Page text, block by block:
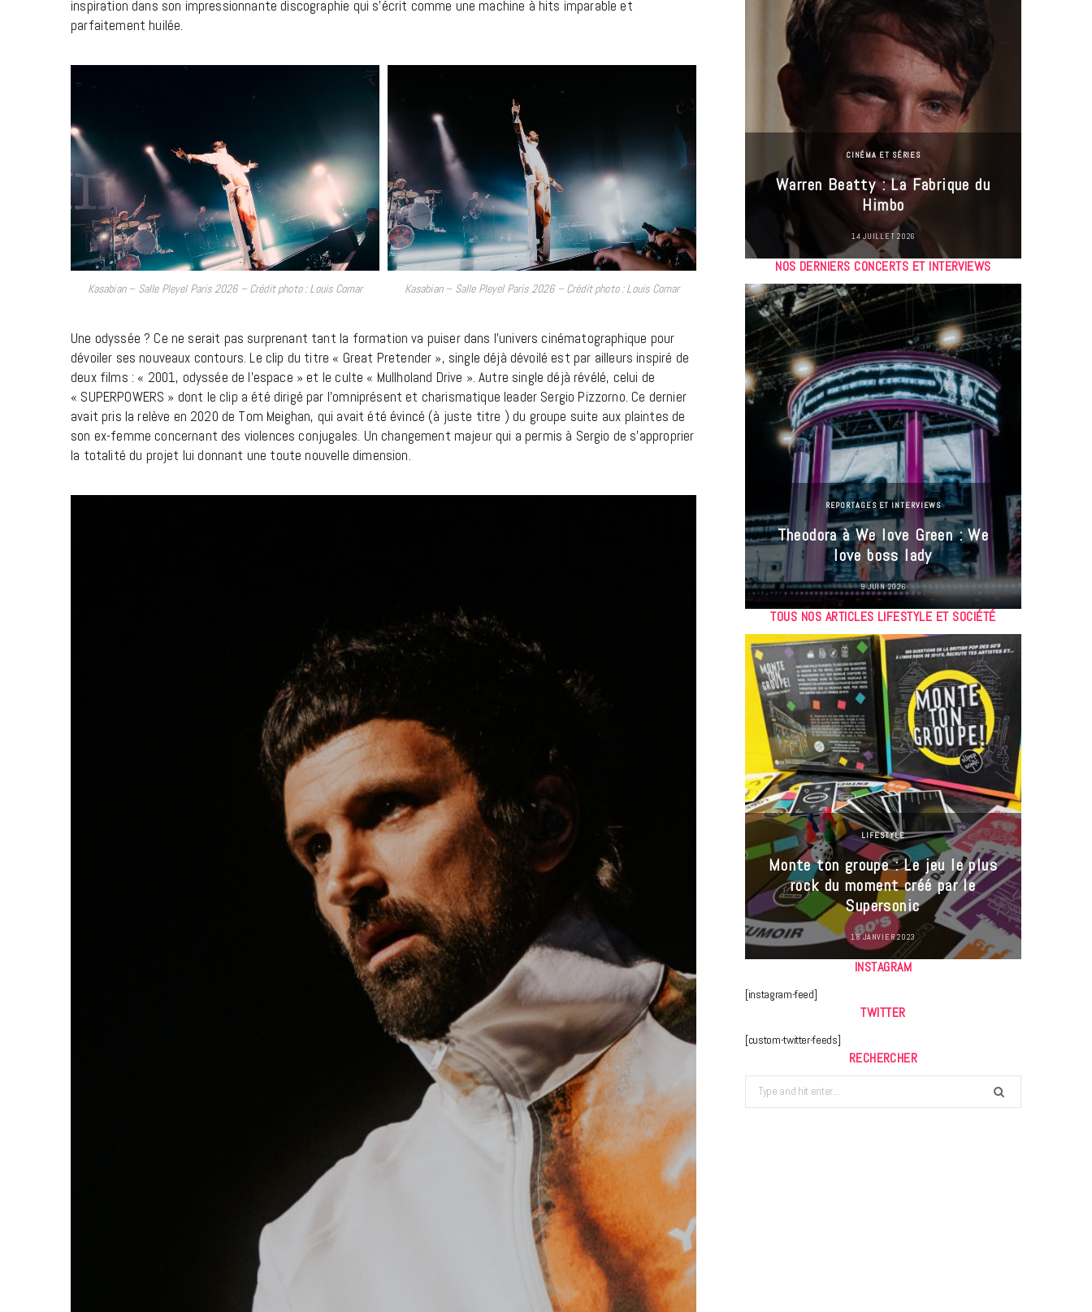
inspiration dans son impressionnante discographie qui s’écrit comme une machine à hits imparable et
parfaitement huilée.
Kasabian – Salle Pleyel Paris 2026 – Crédit photo : Louis Comar Kasabian – Salle Pleyel Paris 2026 – Crédit photo : Louis Comar
Une odyssée ? Ce ne serait pas surprenant tant la formation va puiser dans l’univers cinématographique pour
dévoiler ses nouveaux contours. Le clip du titre « Great Pretender », single déjà dévoilé est par ailleurs inspiré de
deux films : « 2001, odyssée de l’espace » et le culte « Mullholand Drive ». Autre single déjà révélé, celui de
« SUPERPOWERS » dont le clip a été dirigé par l’omniprésent et charismatique leader Sergio Pizzorno. Ce dernier
avait pris la relève en 2020 de Tom Meighan, qui avait été évincé (à juste titre ) du groupe suite aux plaintes de
son ex-femme concernant des violences conjugales. Un changement majeur qui a permis à Sergio de s’approprier
la totalité du projet lui donnant une toute nouvelle dimension.
Disclosure Day : le retour en grâce
de Steven Spielberg
9 JUIN 2026
CINÉMA ET SÉRIES
Warren Beatty : La Fabrique du
Himbo
14 JUILLET 2026
NOS DERNIERS CONCERTS ET INTERVIEWS
REPORTAGES ET INTERVIEWS
Theodora à We love Green : We
love boss lady
9 JUIN 2026
TOUS NOS ARTICLES LIFESTYLE ET SOCIÉTÉ
Gainsbourg, toute une vie :
documentaire plus Ginsburg que
Gainsbarre à ne pas manquer sur
LIFESTYLE
Monte ton groupe : Le jeu le plus
rock du moment créé par le
Supersonic
18 JANVIER 2023
INSTAGRAM
[instagram-feed]
TWITTER
[custom-twitter-feeds]
RECHERCHER
Search
for: